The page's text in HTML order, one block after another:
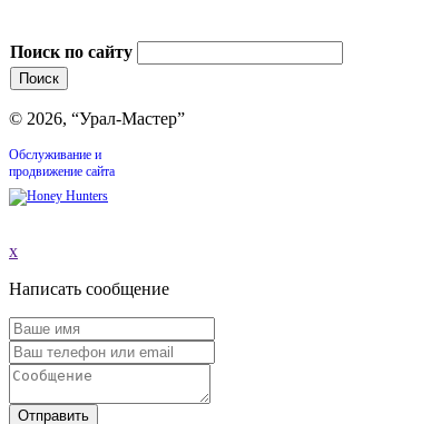
Поиск по сайту
© 2026, “Урал-Мастер”
Обслуживание и
продвижение сайта
x
Написать сообщение
Отправить